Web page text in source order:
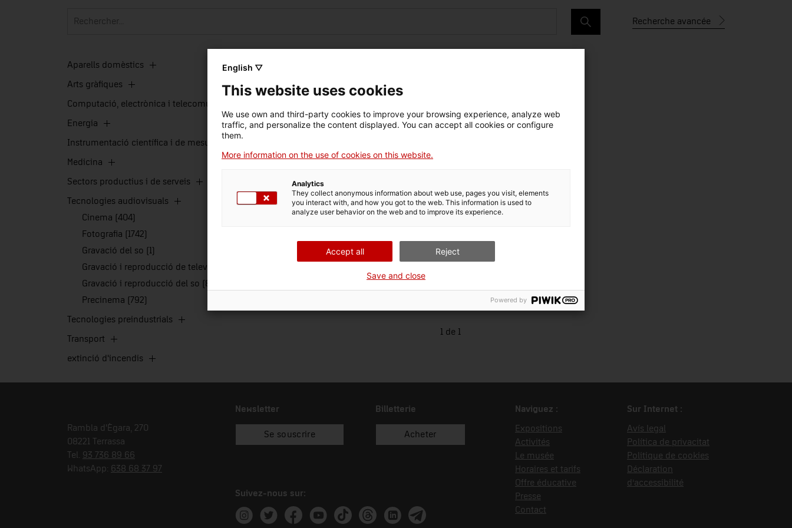
Recherche avancée
Aparells domèstics
Arts gràfiques
Computació, electrònica i telecomunicacions
Energia
Instrumentació científica i de mesura
Medicina
Sectors productius i de serveis
Tecnologies audiovisuals
Cinema (404)
Fotografia (1742)
Gravació del so (1)
Gravació i reproducció de televisió (205)
Gravació i reproducció del so (838)
Precinema (792)
Tecnologies preindustrials
Transport
extinció d'incendis
gravadora de casset
1 de 1
Rambla d'Ègara, 270
08221 Terrassa
Tel. 93 736 89 66
WhatsApp: 638 68 37 97
Newsletter
Se souscrire
Billetterie
Acheter
Suivez-nous sur:
Instagram
TwitterFacebookYoutubeTik TokThreadsLinkedinTelegram
Naviguez :
Expositions
Activités
Le musée
Horaires et tarifs
Offre éducative
Presse
Contact
Sur Internet :
Avís legal
Política de privacitat
Politique de cookies
Déclaration
d’accessibilité
English ▽
This website uses cookies
We use own and third-party cookies to improve your browsing experience, analyze web
traffic, and personalize the content displayed. You can accept all cookies or configure
them.
More information on the use of cookies on this website.
Analytics
They collect anonymous information about web use, pages you visit, elements
you interact with, and how you got to the web. This information is used to
analyze user behavior on the web and to improve its experience.
Accept all Reject
Save and close
Powered by